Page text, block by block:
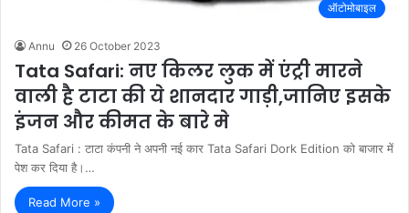
ऑटोमोबाइल
Annu 26 October 2023
Tata Safari: नए किलर लुक में एंट्री मारने
वाली है टाटा की ये शानदार गाड़ी,जानिए इसके
इंजन और कीमत के बारे मे
Tata Safari : टाटा कंपनी ने अपनी नई कार Tata Safari Dork Edition को बाजार में
पेश कर दिया है।…
Read More »